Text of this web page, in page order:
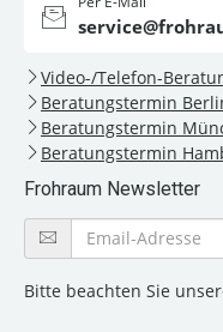
Video-/Telefon-
Beratungstermin
Beratungstermin
Beratungstermin
Frohraum Newsletter
Bitte beachten Sie